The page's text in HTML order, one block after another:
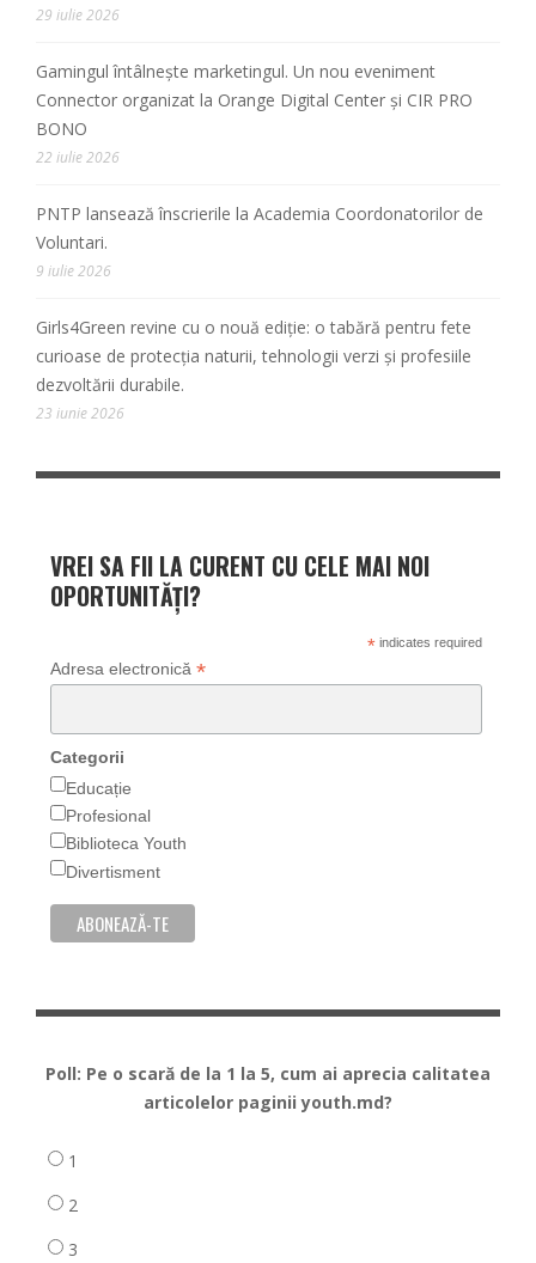
29 iulie 2026
Gamingul întâlnește marketingul. Un nou eveniment
Connector organizat la Orange Digital Center și CIR PRO
BONO
22 iulie 2026
PNTP lansează înscrierile la Academia Coordonatorilor de
Voluntari.
9 iulie 2026
Girls4Green revine cu o nouă ediție: o tabără pentru fete
curioase de protecția naturii, tehnologii verzi și profesiile
dezvoltării durabile.
23 iunie 2026
VREI SA FII LA CURENT CU CELE MAI NOI
OPORTUNITĂȚI?
*indicates required
Adresa electronică *
Categorii
Educație
Profesional
Biblioteca Youth
Divertisment
Poll: Pe o scară de la 1 la 5, cum ai aprecia calitatea
articolelor paginii youth.md?
1
2
3